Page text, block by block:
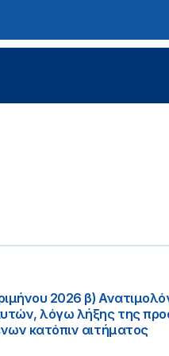
2026 β)
λόγω λήξης της
κατόπιν αιτήματος